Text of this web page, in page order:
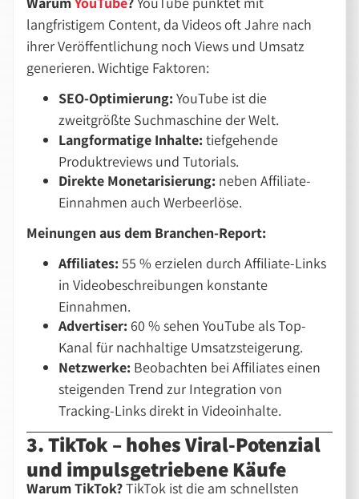
langfristigem Content, da Videos oft Jahre nach
ihrer Veröffentlichung noch Views und Umsatz
generieren. Wichtige Faktoren:
SEO-Optimierung: YouTube ist die
zweitgrößte Suchmaschine der Welt.
Langformatige Inhalte: tiefgehende
Produktreviews und Tutorials.
Direkte Monetarisierung: neben Affiliate-
Einnahmen auch Werbeerlöse.
Meinungen aus dem Branchen-Report:
Affiliates: 55 % erzielen durch Affiliate-Links
in Videobeschreibungen konstante
Einnahmen.
Advertiser: 60 % sehen YouTube als Top-
Kanal für nachhaltige Umsatzsteigerung.
Netzwerke: Beobachten bei Affiliates einen
steigenden Trend zur Integration von
Tracking-Links direkt in Videoinhalte.
3. TikTok – hohes Viral-Potenzial
und impulsgetriebene Käufe
Warum TikTok?TikTok ist die am schnellsten